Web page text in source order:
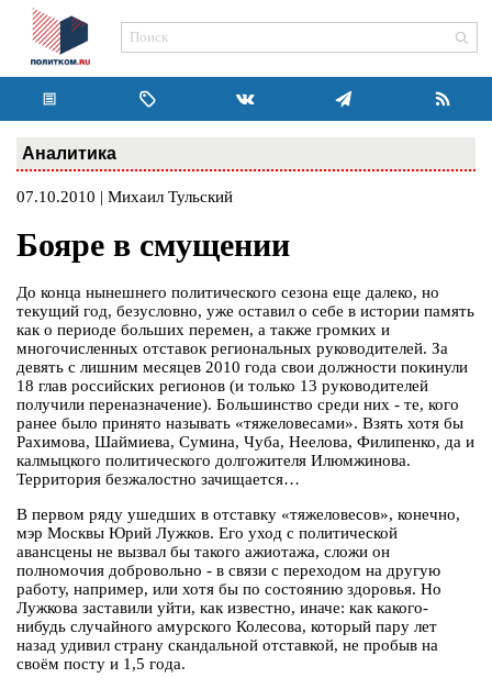
Аналитика
07.10.2010 | Михаил Тульский
Бояре в смущении
До конца нынешнего политического сезона еще далеко, но
текущий год, безусловно, уже оставил о себе в истории память
как о периоде больших перемен, а также громких и
многочисленных отставок региональных руководителей. За
девять с лишним месяцев 2010 года свои должности покинули
18 глав российских регионов (и только 13 руководителей
получили переназначение). Большинство среди них - те, кого
ранее было принято называть «тяжеловесами». Взять хотя бы
Рахимова, Шаймиева, Сумина, Чуба, Неелова, Филипенко, да и
калмыцкого политического долгожителя Илюмжинова.
Территория безжалостно зачищается…
В первом ряду ушедших в отставку «тяжеловесов», конечно,
мэр Москвы Юрий Лужков. Его уход с политической
авансцены не вызвал бы такого ажиотажа, сложи он
полномочия добровольно - в связи с переходом на другую
работу, например, или хотя бы по состоянию здоровья. Но
Лужкова заставили уйти, как известно, иначе: как какого-
нибудь случайного амурского Колесова, который пару лет
назад удивил страну скандальной отставкой, не пробыв на
своём посту и 1,5 года.